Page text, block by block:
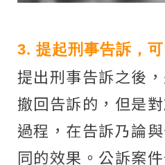
3. 提起刑事告訴，
提出刑事告訴之後
撤回告訴的，但是
過程，在告訴乃論
同的效果。公訴案